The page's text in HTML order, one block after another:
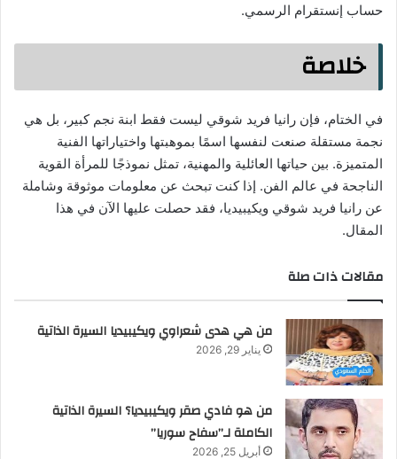
حساب إنستقرام الرسمي.
خلاصة
في الختام، فإن رانيا فريد شوقي ليست فقط ابنة نجم كبير، بل هي
نجمة مستقلة صنعت لنفسها اسمًا بموهبتها واختياراتها الفنية
المتميزة. بين حياتها العائلية والمهنية، تمثل نموذجًا للمرأة القوية
الناجحة في عالم الفن. إذا كنت تبحث عن معلومات موثوقة وشاملة
عن رانيا فريد شوقي ويكيبيديا، فقد حصلت عليها الآن في هذا
المقال.
مقالات ذات صلة
من هي هدى شعراوي ويكيبيديا السيرة الذاتية
يناير 29, 2026
من هو فادي صقر ويكيبيديا؟ السيرة الذاتية
الكاملة لـ”سفاح سوريا”
أبريل 25, 2026